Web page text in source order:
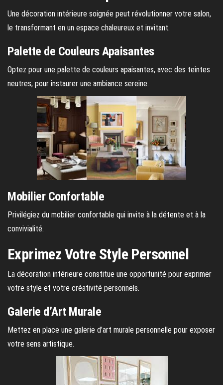
Une décoration intérieure soignée peut révolutionner votre salon,
le transformant en un espace chaleureux et invitant.
Palette de Couleurs Apaisantes
Optez pour une palette de couleurs apaisantes, avec des teintes
neutres, pour instaurer une ambiance sereine.
Mobilier Confortable
Privilégiez du mobilier confortable qui invite à la détente et à la
convivialité.
Exprimez Votre Style Personnel
La décoration intérieure constitue une opportunité pour exprimer
votre style et votre créativité personnels.
Galerie d’Art Murale
Mettez en place une galerie d’art murale personnelle pour exposer
votre sens artistique.